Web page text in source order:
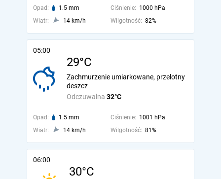
Opad: 1.5 mm Ciśnienie: 1000 hPa
Wiatr:
14 km/h Wilgotność: 82%
05:00
29°C
Odczuwalna 32°C
Zachmurzenie umiarkowane, przelotny
deszcz
Opad: 1.5 mm Ciśnienie: 1001 hPa
Wiatr:
14 km/h Wilgotność: 81%
06:00
30°C